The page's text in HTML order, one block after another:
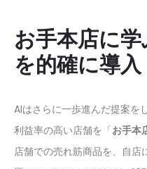
お手本店に
を的確に導入
AIはさらに一歩進んだ提案を
利益率の高い店舗を「お手本
店舗での売れ筋商品を、自店